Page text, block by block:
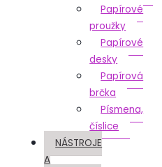
Papírové
proužky
Papírové
desky
Papírová
brčka
Písmena,
číslice
NÁSTROJE
A